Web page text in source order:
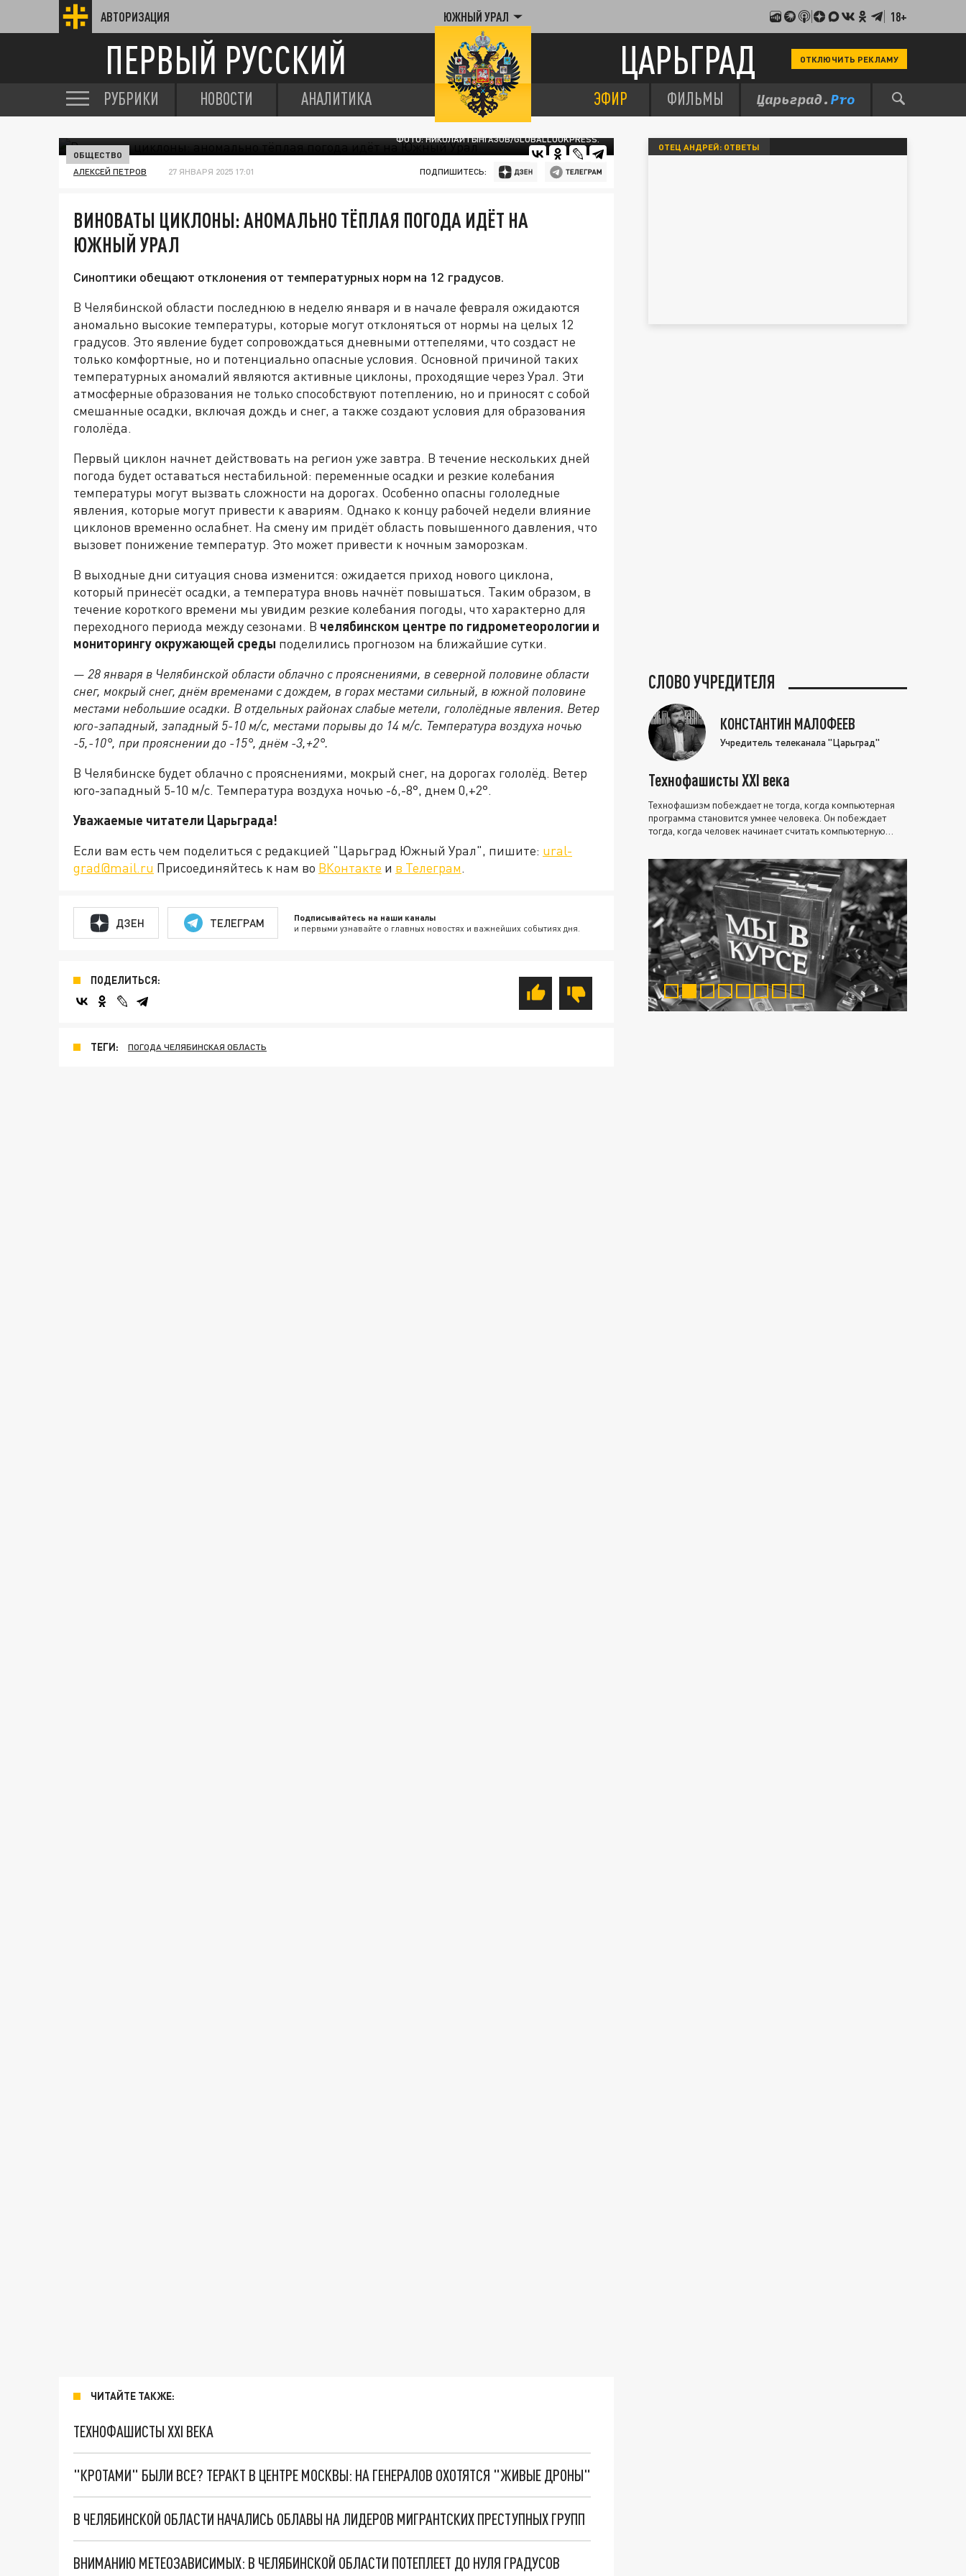
АВТОРИЗАЦИЯ ЮЖНЫЙ УРАЛ 18+
ПЕРВЫЙ РУССКИЙ ЦАРЬГРАД ОТКЛЮЧИТЬ РЕКЛАМУ
РУБРИКИ НОВОСТИ АНАЛИТИКА ЭФИР ФИЛЬМЫ
ФОТО: НИКОЛАЙ ГЫНГАЗОВ/GLOBALLOOKPRESS.
ОБЩЕСТВО
АЛЕКСЕЙ ПЕТРОВ 27 ЯНВАРЯ 2025 17:01 ПОДПИШИТЕСЬ:
ВИНОВАТЫ ЦИКЛОНЫ: АНОМАЛЬНО ТЁПЛАЯ ПОГОДА ИДЁТ НА
ЮЖНЫЙ УРАЛ
Синоптики обещают отклонения от температурных норм на 12 градусов.
В Челябинской области последнюю в неделю января и в начале февраля ожидаются
аномально высокие температуры, которые могут отклоняться от нормы на целых 12
градусов. Это явление будет сопровождаться дневными оттепелями, что создаст не
только комфортные, но и потенциально опасные условия. Основной причиной таких
температурных аномалий являются активные циклоны, проходящие через Урал. Эти
атмосферные образования не только способствуют потеплению, но и приносят с собой
смешанные осадки, включая дождь и снег, а также создают условия для образования
гололёда.
Первый циклон начнет действовать на регион уже завтра. В течение нескольких дней
погода будет оставаться нестабильной: переменные осадки и резкие колебания
температуры могут вызвать сложности на дорогах. Особенно опасны гололедные
явления, которые могут привести к авариям. Однако к концу рабочей недели влияние
циклонов временно ослабнет. На смену им придёт область повышенного давления, что
вызовет понижение температур. Это может привести к ночным заморозкам.
В выходные дни ситуация снова изменится: ожидается приход нового циклона,
который принесёт осадки, а температура вновь начнёт повышаться. Таким образом, в
течение короткого времени мы увидим резкие колебания погоды, что характерно для
переходного периода между сезонами. В челябинском центре по гидрометеорологии и
мониторингу окружающей среды поделились прогнозом на ближайшие сутки.
— 28 января в Челябинской области облачно с прояснениями, в северной половине области
снег, мокрый снег, днём временами с дождем, в горах местами сильный, в южной половине
местами небольшие осадки. В отдельных районах слабые метели, гололёдные явления. Ветер
юго-западный, западный 5-10 м/с, местами порывы до 14 м/с. Температура воздуха ночью
-5,-10°, при прояснении до -15°, днём -3,+2°.
В Челябинске будет облачно с прояснениями, мокрый снег, на дорогах гололёд. Ветер
юго-западный 5-10 м/с. Температура воздуха ночью -6,-8°, днем 0,+2°.
Уважаемые читатели Царьграда!
Если вам есть чем поделиться с редакцией "Царьград Южный Урал", пишите: ural-
grad@mail.ru Присоединяйтесь к нам во ВКонтакте и в Телеграм.
ДЗЕН ТЕЛЕГРАМ Подписывайтесь на наши каналы
и первыми узнавайте о главных новостях и важнейших событиях дня.
ПОДЕЛИТЬСЯ:
ТЕГИ: ПОГОДА ЧЕЛЯБИНСКАЯ ОБЛАСТЬ
ЧИТАЙТЕ ТАКЖЕ:
ТЕХНОФАШИСТЫ XXI ВЕКА
"КРОТАМИ" БЫЛИ ВСЕ? ТЕРАКТ В ЦЕНТРЕ МОСКВЫ: НА ГЕНЕРАЛОВ ОХОТЯТСЯ "ЖИВЫЕ ДРОНЫ"
В ЧЕЛЯБИНСКОЙ ОБЛАСТИ НАЧАЛИСЬ ОБЛАВЫ НА ЛИДЕРОВ МИГРАНТСКИХ ПРЕСТУПНЫХ ГРУПП
ВНИМАНИЮ МЕТЕОЗАВИСИМЫХ: В ЧЕЛЯБИНСКОЙ ОБЛАСТИ ПОТЕПЛЕЕТ ДО НУЛЯ ГРАДУСОВ
ОТЕЦ АНДРЕЙ: ОТВЕТЫ
СЛОВО УЧРЕДИТЕЛЯ
КОНСТАНТИН МАЛОФЕЕВ
Учредитель телеканала "Царьград"
Технофашисты XXI века
Технофашизм побеждает не тогда, когда компьютерная
программа становится умнее человека. Он побеждает
тогда, когда человек начинает считать компьютерную